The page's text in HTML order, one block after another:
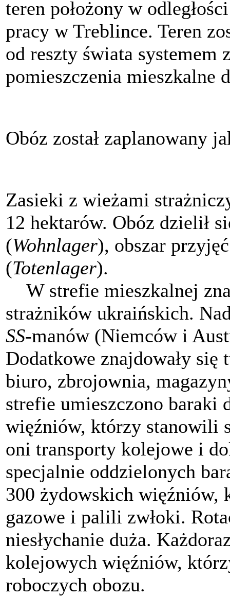
teren położony w
pracy w Treblince. Teren
od reszty świata systemem
pomieszczenia mieszkalne
Obóz został zaplanowany
Zasieki z wieżami
12 hektarów. Obóz dzielił
(Wohnlager), obszar
(Totenlager).
W strefie mieszkalnej
strażników ukraińskich.
SS-manów (Niemców i
Dodatkowe znajdowały
biuro, zbrojownia,
strefie umieszczono baraki
więźniów, którzy stanowili
oni transporty kolejowe i
specjalnie oddzielonych
300 żydowskich więźniów,
gazowe i palili zwłoki.
niesłychanie duża.
kolejowych więźniów,
roboczych obozu.